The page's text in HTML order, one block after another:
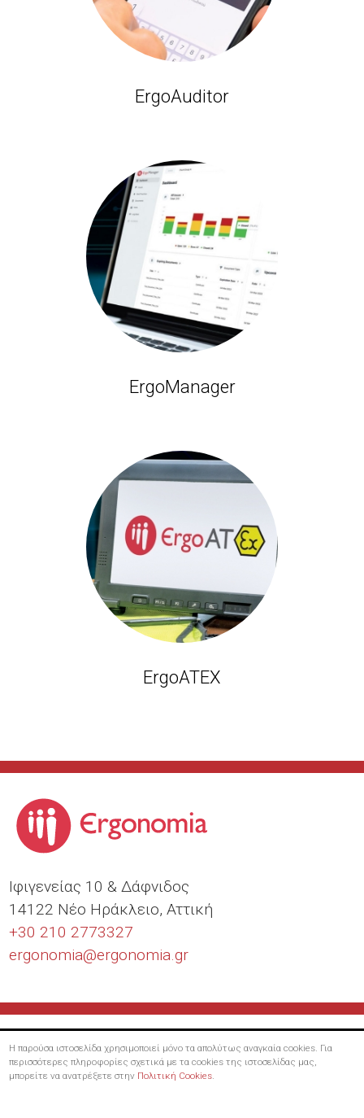
ErgoAuditor
ErgoManager
ErgoATEX
Ιφιγενείας 10 & Δάφνιδος
14122 Νέο Ηράκλειο, Αττική
+30 210 2773327
ergonomia@ergonomia.gr
Η παρούσα ιστοσελίδα χρησιμοποιεί μόνο τα απολύτως αναγκαία cookies. Για
περισσότερες πληροφορίες σχετικά με τα cookies της ιστοσελίδας μας,
μπορείτε να ανατρέξετε στην Πολιτική Cookies.